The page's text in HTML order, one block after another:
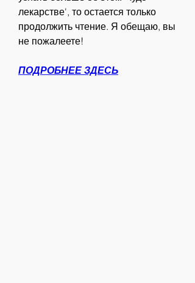
лекарстве', то остается только
продолжить чтение. Я обещаю, вы
не пожалеете!
ПОДРОБНЕЕ ЗДЕСЬ